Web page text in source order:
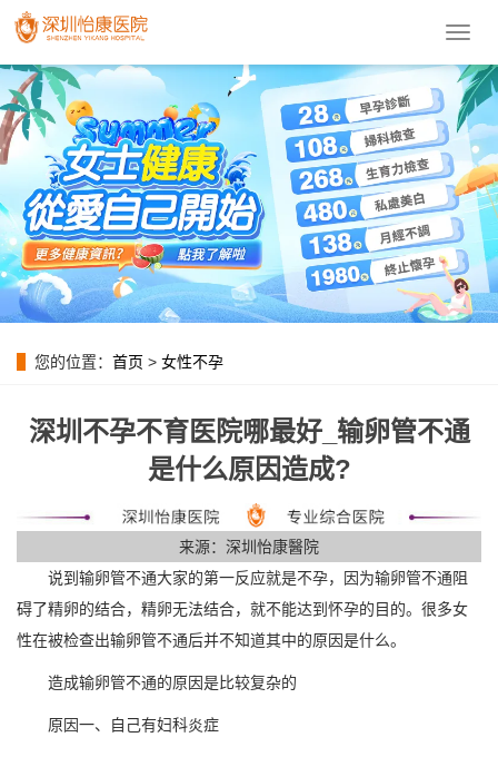
導
菜
單
您的位置： 首页 > 女性不孕
深圳不孕不育医院哪最好_输卵管不通
是什么原因造成?
来源：深圳怡康醫院
说到输卵管不通大家的第一反应就是不孕，因为输卵管不通阻
碍了精卵的结合，精卵无法结合，就不能达到怀孕的目的。很多女
性在被检查出输卵管不通后并不知道其中的原因是什么。
造成输卵管不通的原因是比较复杂的
原因一、自己有妇科炎症